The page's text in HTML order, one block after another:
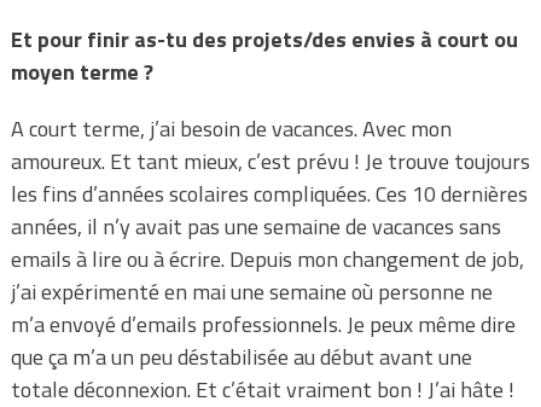
Et pour finir as-tu des projets/des envies à court ou
moyen terme ?
A court terme, j’ai besoin de vacances. Avec mon
amoureux. Et tant mieux, c’est prévu ! Je trouve toujours
les fins d’années scolaires compliquées. Ces 10 dernières
années, il n’y avait pas une semaine de vacances sans
emails à lire ou à écrire. Depuis mon changement de job,
j’ai expérimenté en mai une semaine où personne ne
m’a envoyé d’emails professionnels. Je peux même dire
que ça m’a un peu déstabilisée au début avant une
totale déconnexion. Et c’était vraiment bon ! J’ai hâte !